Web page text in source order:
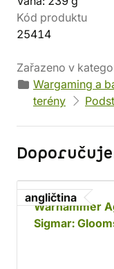
Kód produktu
25414
Zařazeno v
Wargaming a
terény
angličtina
Warhammer
Sigmar: